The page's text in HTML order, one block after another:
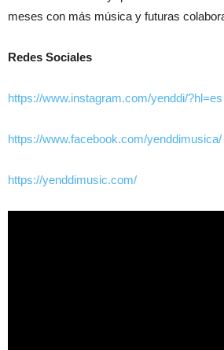
meses con más música y futuras
Redes Sociales
https://www.instagram.com/yenddi/?hl=es
https://www.facebook.com/yenddimusica/
https://yenddimusic.com/